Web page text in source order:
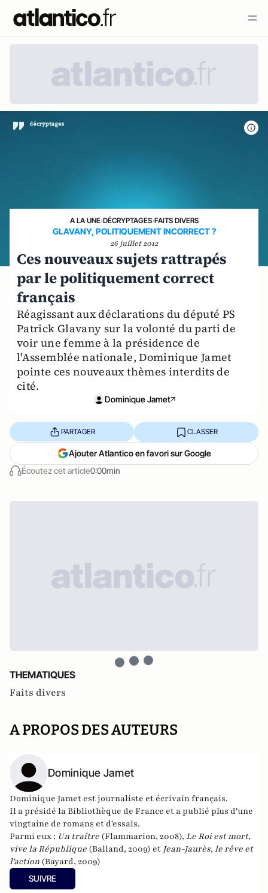
A LA UNE›DÉCRYPTAGES›FAITS DIVERS
GLAVANY, POLITIQUEMENT INCORRECT ?
26 juillet 2012
Ces nouveaux sujets rattrapés
par le politiquement correct
français
Réagissant aux déclarations du député PS
Patrick Glavany sur la volonté du parti de
voir une femme à la présidence de
l'Assemblée nationale, Dominique Jamet
pointe ces nouveaux thèmes interdits de
cité.
Dominique Jamet
Écoutez cet article0:00min
PARTAGER CLASSER
Ajouter Atlantico en favori sur Google
THEMATIQUES
Faits divers
A PROPOS DES AUTEURS
Dominique Jamet
Dominique Jamet est journaliste et écrivain français.
Il a présidé la Bibliothèque de France et a publié plus d'une
vingtaine de romans et d'essais.
Parmi eux : Un traître (Flammarion, 2008), Le Roi est mort,
vive la République (Balland, 2009) et Jean-Jaurès, le rêve et
l'action (Bayard, 2009)
SUIVRE